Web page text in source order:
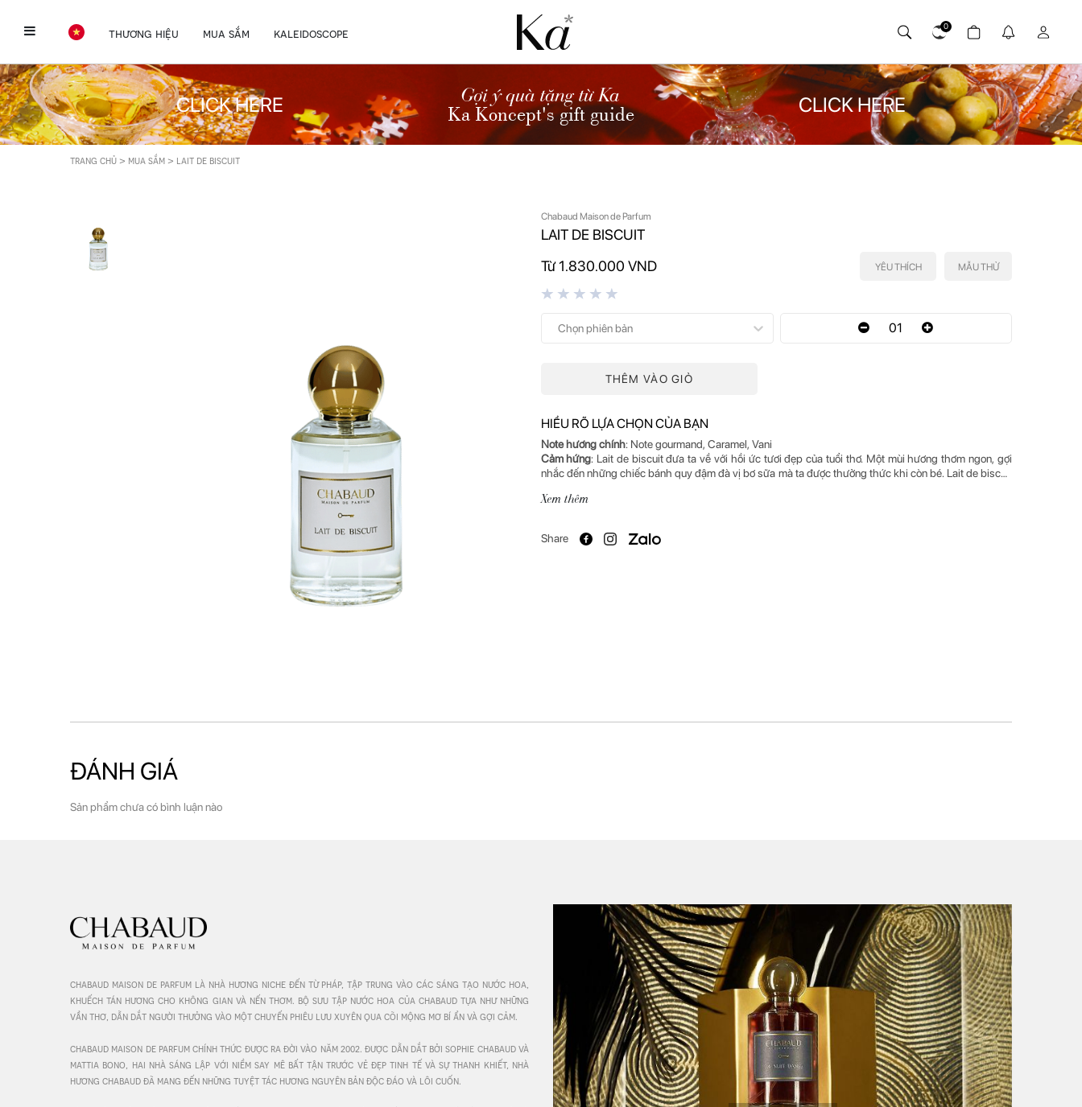
thương hiệu mua sắm kaleidoscope
0
CLICK HERE Gợi ý quà tặng từ Ka
Ka Koncept's gift guide CLICK HERE
trang chủ > mua sắm > lait de biscuit
Chabaud Maison de Parfum
LAIT DE BISCUIT
Từ 1.830.000 VND
YÊU THÍCH MẪU THỬ
Chọn phiên bản 01
THÊM VÀO GIỎ
HIỂU RÕ LỰA CHỌN CỦA BẠN
Note hương chính
Cảm hứng: Lait de biscuit đưa ta về với hồi ức tươi đẹp của tuổi thơ. Một mùi hương thơm ngon, gợi
nhắc đến những chiếc bánh quy đậm đà vị bơ sữa mà ta được thưởng thức khi còn bé. Lait de biscuit
phảng phất hương bơ thơm ngậy, khiến ta băn khoăn liệu đây là mùi vị bánh quy bơ hảo hạng hay
bông lan mềm xốp. Ngay sau đó, note caramel ấm áp như dẫn dắt khứu giác ta tới vùng đất của kẹo
Xem thêm
Share
ĐÁNH GIÁ
Sản phẩm chưa có bình luận nào
chabaud maison de parfum là nhà hương niche đến từ pháp, tập trung vào các sáng tạo nước hoa,
khuếch tán hương cho không gian và nến thơm. bộ sưu tập nước hoa của chabaud tựa như những
vần thơ, dẫn dắt người thưởng vào một chuyến phiêu lưu xuyên qua cõi mộng mơ bí ẩn và gợi cảm.
chabaud maison de parfum chính thức được ra đời vào năm 2002. được dẫn dắt bởi sophie chabaud và
mattia bono, hai nhà sáng lập với niềm say mê bất tận trước vẻ đẹp tinh tế và sự thanh khiết, nhà
hương chabaud đã mang đến những tuyệt tác hương nguyên bản độc đáo và lôi cuốn.